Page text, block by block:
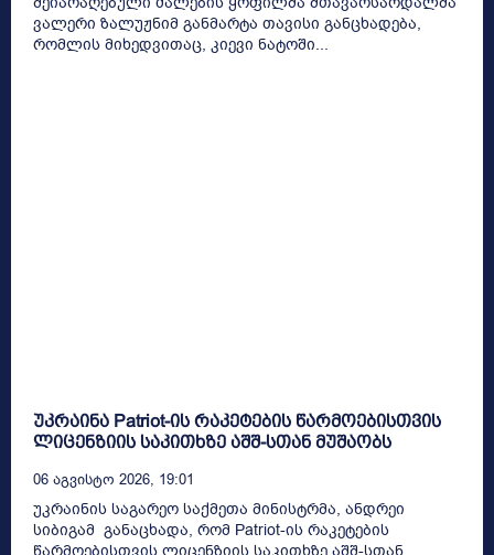
ვალერი ზალუჟნიმ განმარტა თავისი განცხადება,
რომლის მიხედვითაც, კიევი ნატოში...
უკრაინა Patriot-ის რაკეტების წარმოებისთვის
ლიცენზიის საკითხზე აშშ-სთან მუშაობს
06 Აგვისტო 2026, 19:01
უკრაინის საგარეო საქმეთა მინისტრმა, ანდრეი
სიბიგამ განაცხადა, რომ Patriot-ის რაკეტების